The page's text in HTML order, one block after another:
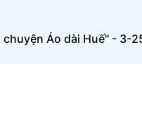
Áo dài Huế" - 3-